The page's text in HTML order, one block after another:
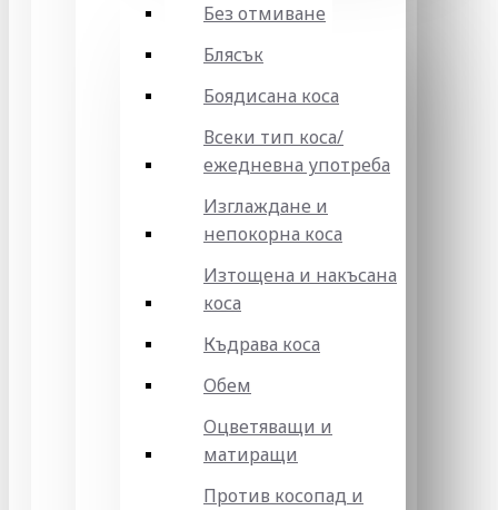
Без отмиване
Блясък
Боядисана коса
Всеки тип коса/
ежедневна употреба
Изглаждане и
непокорна коса
Изтощена и накъсана
коса
Къдрава коса
Обем
Оцветяващи и
матиращи
Против косопад и